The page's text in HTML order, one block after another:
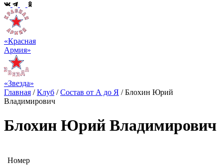
«Красная
Армия»
«Звезда»
Главная /Клуб /Состав от А до Я /Блохин Юрий
Владимирович
Блохин Юрий Владимирович
Номер